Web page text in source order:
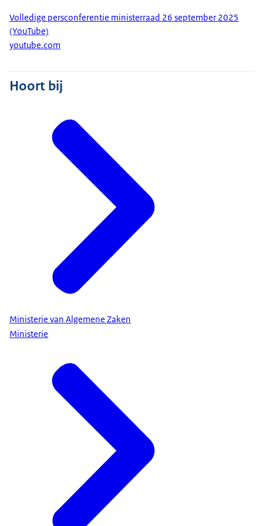
Dan de Algemene Vergadering van de Verenigde
Naties, waarover ik in de ministerraad ook heb
bijgepraat. Het was goed om afgelopen week in
gremium zijn waarbinnen de grote crises en
vraagstukken op het gebied van vrede en
belangrijk onderwerp op de agenda betrof de
oorlog in Oekraïne. Zo heb ik zelf deelgenomen
aan een bijeenkomst over het terugbrengen van
de ontvoerde Oekraïense kinderen en was ik
aanwezig op een bijeenkomst over de illegale
bezetting van de Krim door Rusland. Namens
Nederland heb ik op verschillende momenten
onze steun aan Oekraïne uitgesproken. En het is
goed om te weten dat meerdere landen dat
hebben gedaan. Ook ging het in New York
uiteraard over de castrofale situatie in Gaza, daar
sprak ik onder andere over met de leiders van
Vervolgens de agenda van de ministerraad. Ik ben
blij te kunnen melden dat we vandaag een
Groningen en Mijnbouwwet naar de Kamer sturen.
Het kabinet is er vanaf het begin af aan op gericht
geweest de schadeafhandeling en versterking van
huizen in Groningen makkelijker en menselijker te
maken. En de regio weer perspectief te bieden.
Met het wetsvoorstel van vandaag willen we hierin
weer stappen zetten. Dat doen we door een
generatie lang te investeren in de economie en de
samenleving. In onder andere jongeren, dorpen,
banen en scholen. Ook leggen we met dit
Volledige persconferentie ministerraad 26 september 2025
(YouTube)
youtube.com
Hoort bij
Ministerie van Algemene Zaken
Ministerie